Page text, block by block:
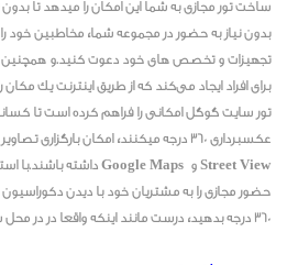
ساخت تور مجازی به شما این امکان را میدهد تا بدون
بدون نیاز به حضور در مجموعه شما، مخاطبین خود را
برای افراد ایجاد می‌کند که از طریق اینترنت یک
تور سایت گوگل امکانی را فراهم کرده است تا
حضور مجازی را به مشتریان خود با دیدن
360 درجه بدهید، درست مانند اینکه واقعا در در محل شما قدم می زنند.